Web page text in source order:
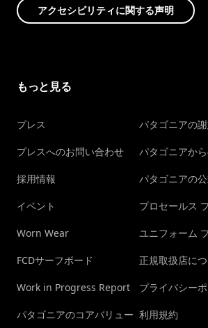
アクセシビリティに関する声明
もっと見る
プレス
プレスへのお問い合わせ
採用情報
イベント
Worn Wear
FCDサーフボード
Work in Progress Report
パタゴニアのコアバリュー
パタゴニアの
パタゴニアか
パタゴニアの
プロセールス
ユニフォーム
正規取扱店に
プライバシー
利用規約